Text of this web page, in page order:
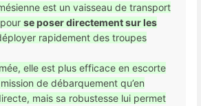
est un vaisseau de transport
se poser directement sur les
rapidement des troupes
elle est plus efficace en escorte
de débarquement qu’en
mais sa robustesse lui permet